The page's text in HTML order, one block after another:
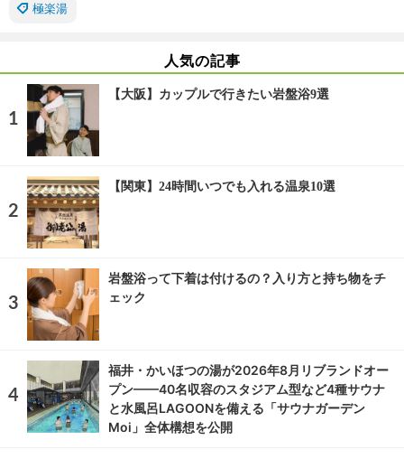
極楽湯
人気の記事
【大阪】カップルで行きたい岩盤浴9選
【関東】24時間いつでも入れる温泉10選
岩盤浴って下着は付けるの？入り方と持ち物をチ
ェック
福井・かいほつの湯が2026年8月リブランドオー
プン——40名収容のスタジアム型など4種サウナ
と水風呂LAGOONを備える「サウナガーデン
Moi」全体構想を公開